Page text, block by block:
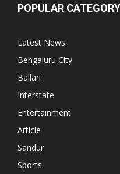
POPULAR CATEGORY
Latest News
Bengaluru City
Ballari
Interstate
Entertainment
Article
Sandur
Sports